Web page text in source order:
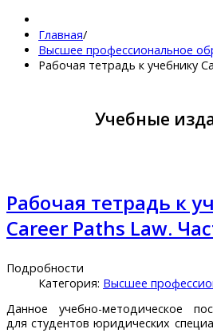
Главная/
Высшее профессиональное
Рабочая тетрадь к учебнику
Учебные
Рабочая тетрадь к
Career Paths Law.
Подробности
Категория: Высшее
Данное учебно-методическое
для студентов юридических